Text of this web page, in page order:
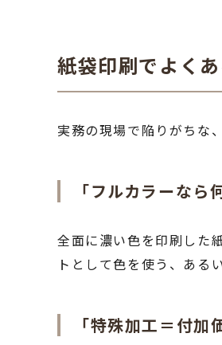
紙袋印刷でよく
実務の現場で陥りがちな
「フルカラーな
全面に濃い色を印刷した
トとして色を使う、ある
「特殊加工＝付